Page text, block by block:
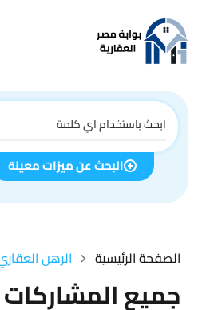
البحث عن ميزات معينة
الصفحة الرئيسية الرهن
جميع